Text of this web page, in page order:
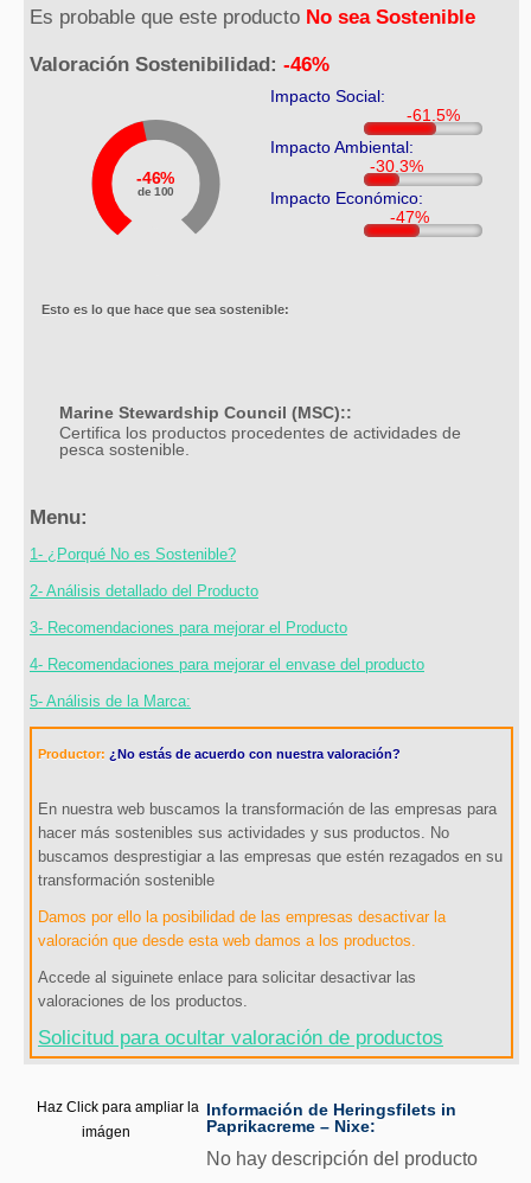
Es probable que este producto No sea Sostenible
Valoración Sostenibilidad: -46%
46%
de 100
Impacto Social:
Impacto Ambiental:
Impacto Económico:
Esto es lo que hace que sea sostenible:
Marine Stewardship Council (MSC)::
Certifica los productos procedentes de actividades de
pesca sostenible.
Menu:
1- ¿Porqué No es Sostenible?
2- Análisis detallado del Producto
3- Recomendaciones para mejorar el Producto
4- Recomendaciones para mejorar el envase del producto
5- Análisis de la Marca:
Productor: ¿No estás de acuerdo con nuestra valoración?
En nuestra web buscamos la transformación de las empresas para
hacer más sostenibles sus actividades y sus productos. No
buscamos desprestigiar a las empresas que estén rezagados en su
transformación sostenible
Damos por ello la posibilidad de las empresas desactivar la
valoración que desde esta web damos a los productos.
Accede al siguinete enlace para solicitar desactivar las
valoraciones de los productos.
Solicitud para ocultar valoración de productos
Haz Click para ampliar la
imágen
Información de Heringsfilets in
Paprikacreme – Nixe:
No hay descripción del producto